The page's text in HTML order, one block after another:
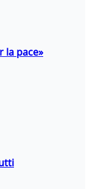
la pace»